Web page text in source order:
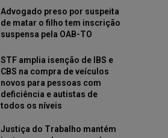
Advogado preso por suspeita
de matar o filho tem inscrição
suspensa pela OAB-TO
STF amplia isenção de IBS e
CBS na compra de veículos
novos para pessoas com
deficiência e autistas de
todos os níveis
Justiça do Trabalho mantém